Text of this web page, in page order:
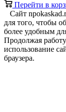
Перейти в
Сайт
для того, чтобы
более удобным
Продолжая
использование
браузера.